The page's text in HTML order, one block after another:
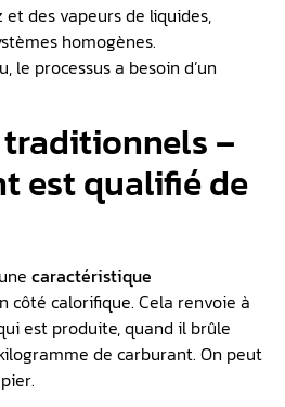
et des vapeurs de liquides,
homogènes.
le processus a besoin d’un
–
est qualifié de
caractéristique
côté calorifique. Cela renvoie à
est produite, quand il brûle
de carburant. On peut